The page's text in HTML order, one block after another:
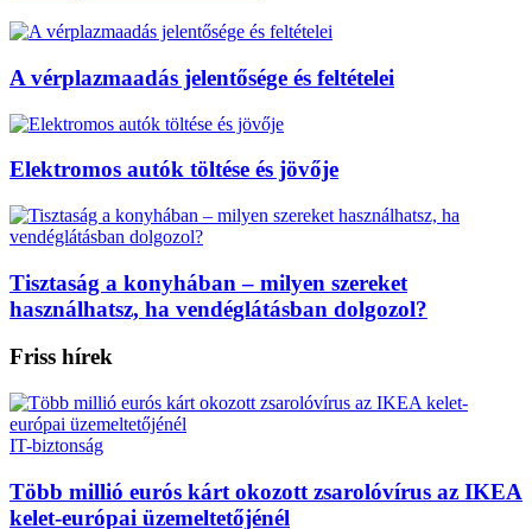
A vérplazmaadás jelentősége és feltételei
Elektromos autók töltése és jövője
Tisztaság a konyhában – milyen szereket
használhatsz, ha vendéglátásban dolgozol?
Friss hírek
IT-biztonság
Több millió eurós kárt okozott zsarolóvírus az IKEA
kelet-európai üzemeltetőjénél